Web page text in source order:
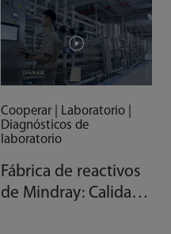
Cooperar | Laboratorio |
Diagnósticos de
laboratorio
Fábrica de reactivos
de Mindray: Calidad